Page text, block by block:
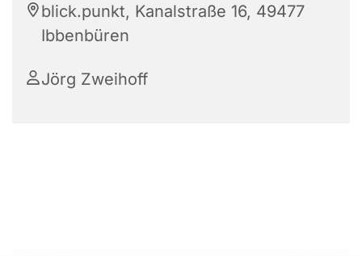
blick.punkt, Kanalstraße 16, 49477
Ibbenbüren
Jörg Zweihoff